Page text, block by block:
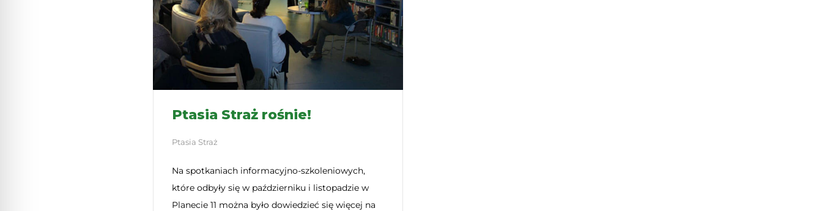
Ptasia Straż rośnie!
Ptasia Straż
Na spotkaniach informacyjno-szkoleniowych,
które odbyły się w październiku i listopadzie w
Planecie 11 można było dowiedzieć się więcej na